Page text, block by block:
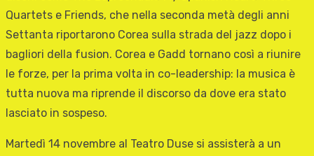
Quartets e Friends, che nella seconda metà degli anni
Settanta riportarono Corea sulla strada del jazz dopo i
bagliori della fusion. Corea e Gadd tornano così a riunire
le forze, per la prima volta in co-leadership: la musica è
tutta nuova ma riprende il discorso da dove era stato
lasciato in sospeso.
Martedì 14 novembre al Teatro Duse si assisterà a un